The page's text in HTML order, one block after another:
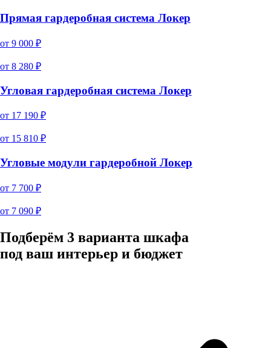
Прямая гардеробная система Локер
от 9 000 ₽
от 8 280 ₽
Угловая гардеробная система Локер
от 17 190 ₽
от 15 810 ₽
Угловые модули гардеробной Локер
от 7 700 ₽
от 7 090 ₽
Подберём 3 варианта шкафа
под ваш интерьер и бюджет